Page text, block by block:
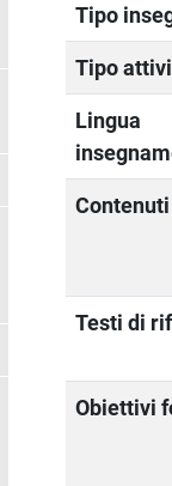
Tipo
Tipo
Lingua
Contenuti
Testi di
Obiettivi